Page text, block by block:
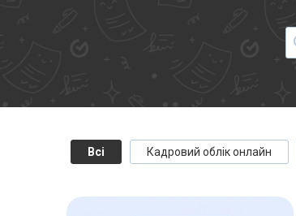
Всі Кадровий облік онлайн